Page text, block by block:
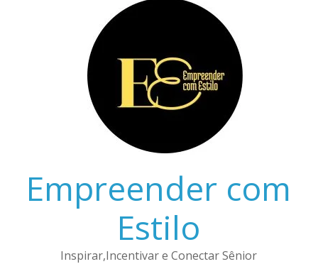
Empreender com
Estilo
Inspirar,Incentivar e Conectar Sênior